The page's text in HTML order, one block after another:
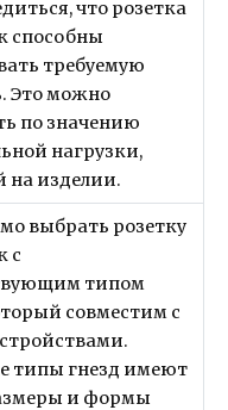
что розетка
способны
требуемую
Это можно
по значению
нагрузки,
на изделии.
выбрать розетку
с
типом
совместим с
типы гнезд имеют
и формы